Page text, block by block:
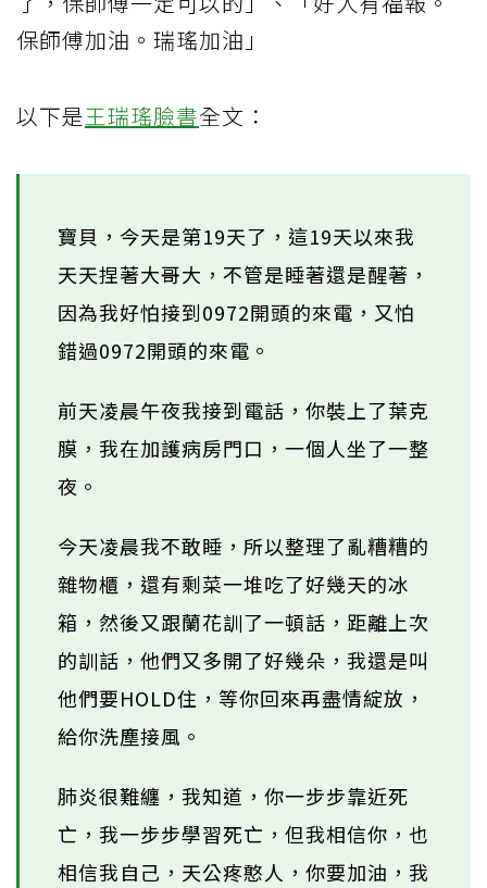
保師傅加油。瑞瑤加油」
以下是王瑞瑤臉書全文：
寶貝，今天是第19天了，這19天以來我
天天捏著大哥大，不管是睡著還是醒著，
因為我好怕接到0972開頭的來電，又怕
錯過0972開頭的來電。
前天凌晨午夜我接到電話，你裝上了葉克
膜，我在加護病房門口，一個人坐了一整
夜。
今天凌晨我不敢睡，所以整理了亂糟糟的
雜物櫃，還有剩菜一堆吃了好幾天的冰
箱，然後又跟蘭花訓了一頓話，距離上次
的訓話，他們又多開了好幾朵，我還是叫
他們要HOLD住，等你回來再盡情綻放，
給你洗塵接風。
肺炎很難纏，我知道，你一步步靠近死
亡，我一步步學習死亡，但我相信你，也
相信我自己，天公疼憨人，你要加油，我